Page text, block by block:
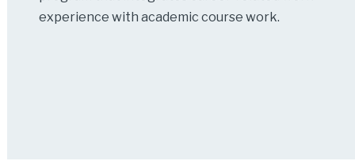
experience with academic course work.